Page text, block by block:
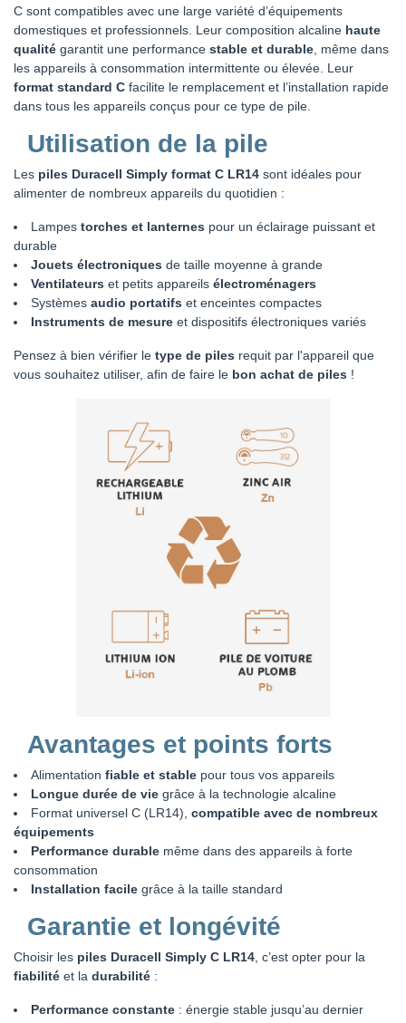
C sont compatibles avec une large variété d’équipements
domestiques et professionnels. Leur composition alcaline haute
qualité garantit une performance stable et durable , même dans
les appareils à consommation intermittente ou élevée. Leur
format standard C facilite le remplacement et l’installation rapide
dans tous les appareils conçus pour ce type de pile.
Utilisation de la pile
Les piles Duracell Simply format C LR14 sont idéales pour
alimenter de nombreux appareils du quotidien :
Lampes torches et lanternes pour un éclairage puissant et
durable
Jouets électroniques de taille moyenne à grande
Ventilateurs et petits appareils électroménagers
Systèmes audio portatifs et enceintes compactes
Instruments de mesure et dispositifs électroniques variés
Pensez à bien vérifier le type de piles requit par l'appareil que
vous souhaitez utiliser, afin de faire le bon achat de piles !
Avantages et points forts
Alimentation fiable et stable pour tous vos appareils
Longue durée de vie grâce à la technologie alcaline
Format universel C (LR14), compatible avec de nombreux
équipements
Performance durable même dans des appareils à forte
consommation
Installation facile grâce à la taille standard
Garantie et longévité
Choisir les piles Duracell Simply C LR14 , c’est opter pour la
fiabilité et la durabilité :
Performance constante : énergie stable jusqu’au dernier